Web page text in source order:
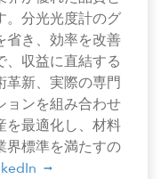
。分光光度計のグ
省き、効率を改善
、収益に直結する
革新、実際の専門
ョンを組み合わせ
を最適化し、材料
界標準を満たすの